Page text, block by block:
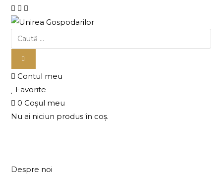
Contul meu
Favorite
0 Coșul meu
Nu ai niciun produs în coș.
Despre noi